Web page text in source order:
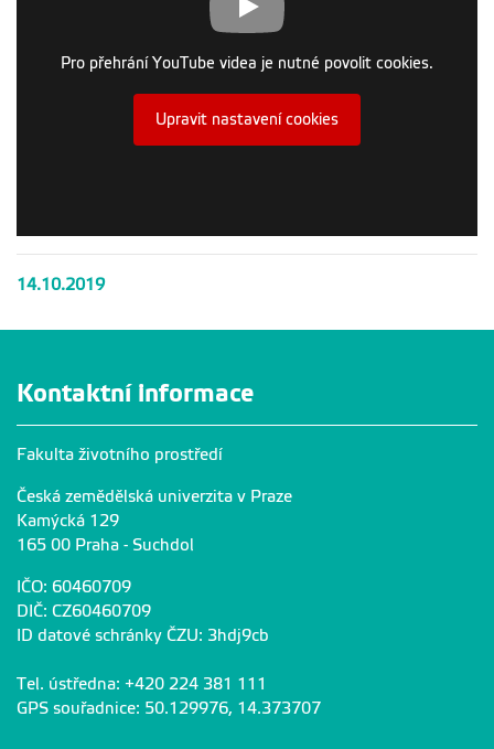
Pro přehrání YouTube videa je nutné povolit cookies.
Upravit nastavení cookies
14.10.2019
Kontaktní informace
Fakulta životního prostředí
Česká zemědělská univerzita v Praze
Kamýcká 129
165 00 Praha - Suchdol
IČO: 60460709
DIČ: CZ60460709
ID datové schránky ČZU: 3hdj9cb
Tel. ústředna: +420 224 381 111
GPS souřadnice: 50.129976, 14.373707